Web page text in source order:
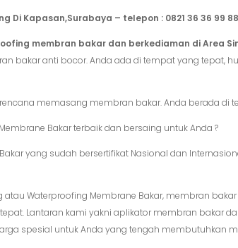
Di Kapasan,Surabaya – telepon : 0821 36 36 99
membran bakar dan berkediaman di Area
bakar anti bocor. Anda ada di tempat yang tepat,
memasang membran bakar. Anda berada di
Bakar terbaik dan bersaing untuk Anda ?
yang sudah bersertifikat Nasional dan
Waterproofing Membrane Bakar, membran
Lantaran kami yakni aplikator membran bakar
spesial untuk Anda yang tengah membutuhkan